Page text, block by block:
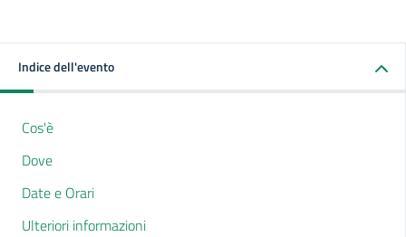
Indice dell'evento
Cos'è
Dove
Date e Orari
Ulteriori informazioni